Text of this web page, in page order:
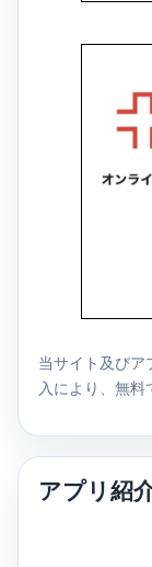
当サイト及びア
入により、無料
アプリ紹